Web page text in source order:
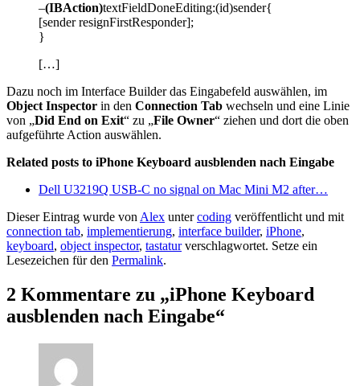
–(IBAction)textFieldDoneEditing:(id)sender{
[sender resignFirstResponder];
}
[…]
Dazu noch im Interface Builder das Eingabefeld auswählen, im
Object Inspector in den Connection Tab wechseln und eine Linie
von „Did End on Exit“ zu „File Owner“ ziehen und dort die oben
aufgeführte Action auswählen.
Related posts to iPhone Keyboard ausblenden nach Eingabe
Dell U3219Q USB-C no signal on Mac Mini M2 after…
Dieser Eintrag wurde vonAlex untercoding veröffentlicht und mit
connection tab, implementierung, interface builder, iPhone,
keyboard, object inspector, tastaturverschlagwortet. Setze ein
Lesezeichen für den Permalink.
2 Kommentare zu „iPhone Keyboard
ausblenden nach Eingabe“